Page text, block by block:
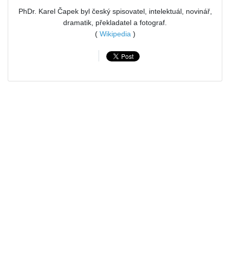
PhDr. Karel Čapek byl český spisovatel, intelektuál, novinář,
dramatik, překladatel a fotograf.
( Wikipedia)